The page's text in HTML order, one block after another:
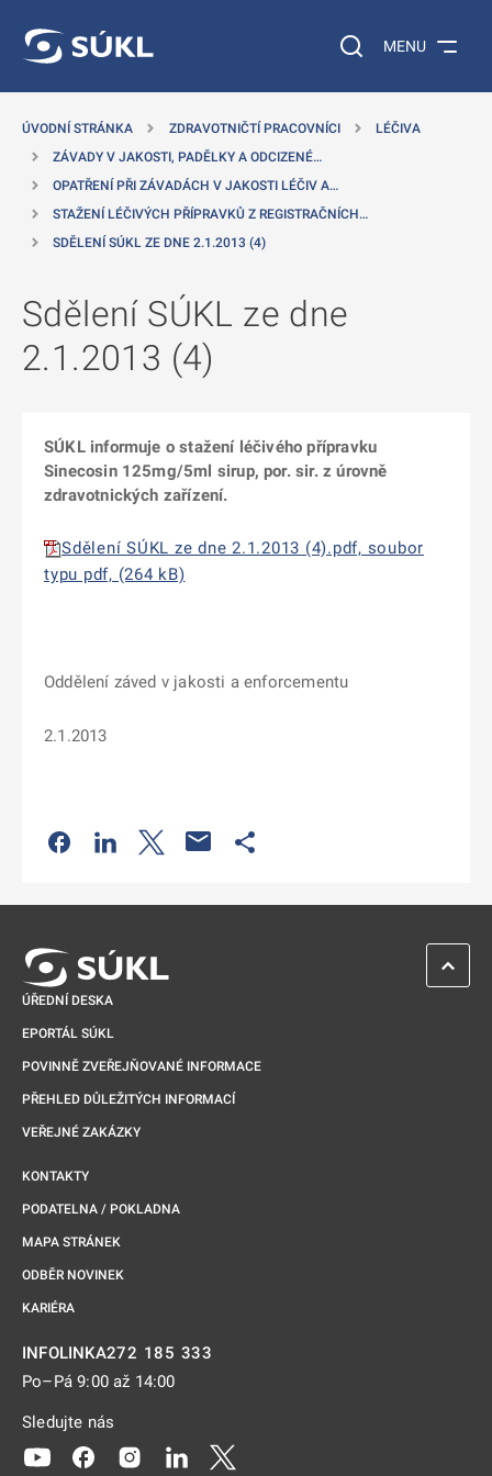
Vyhledávání na
MENU
ÚVODNÍ STRÁNKA ZDRAVOTNIČTÍ PRACOVNÍCI
LÉČIVA
ZÁVADY V JAKOSTI, PADĚLKY A ODCIZENÉ…
OPATŘENÍ PŘI ZÁVADÁCH V JAKOSTI LÉČIV A…
STAŽENÍ LÉČIVÝCH PŘÍPRAVKŮ Z REGISTRAČNÍCH…
SDĚLENÍ SÚKL ZE DNE 2.1.2013 (4)
Sdělení SÚKL ze dne
2.1.2013 (4)
SÚKL informuje o stažení léčivého přípravku
Sinecosin 125mg/5ml sirup, por. sir. z úrovně
zdravotnických zařízení.
Sdělení SÚKL ze dne 2.1.2013 (4).pdf, soubor
typu pdf, (264 kB)
Oddělení záved v jakosti a enforcementu
2.1.2013
Odkaz se otevře na nové kartě
Odkaz se otevře na nové kartě
Odkaz se otevře na nové kartě
ÚŘEDNÍ DESKA
EPORTÁL SÚKL
POVINNĚ ZVEŘEJŇOVANÉ INFORMACE
PŘEHLED DŮLEŽITÝCH INFORMACÍ
VEŘEJNÉ ZAKÁZKY
KONTAKTY
PODATELNA / POKLADNA
MAPA STRÁNEK
ODBĚR NOVINEK
KARIÉRA
INFOLINKA272 185 333
Po–Pá 9:00 až 14:00
Sledujte nás
Odkaz se otevře na nové kartě
Odkaz se otevře na nové kartě
Odkaz se otevře na nové kartě
Odkaz se otevře na nové kartě
ZPĚT